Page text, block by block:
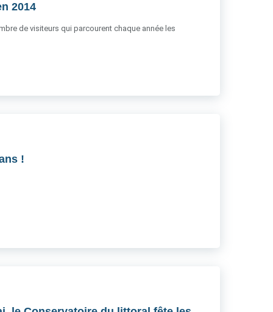
2014
de visiteurs qui parcourent chaque année les
!